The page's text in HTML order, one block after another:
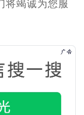
将竭诚为您服